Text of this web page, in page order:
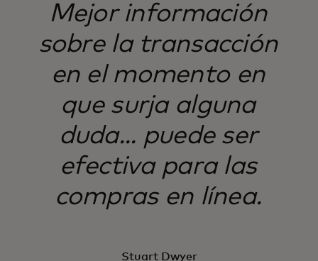
Mejor información
sobre la transacción
en el momento en
que surja alguna
duda... puede ser
efectiva para las
compras en línea.
Stuart Dwyer